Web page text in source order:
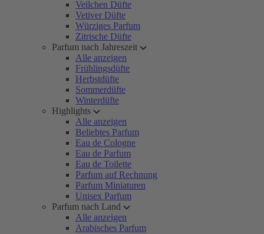
Veilchen Düfte
Vetiver Düfte
Würziges Parfum
Zitrische Düfte
Parfum nach Jahreszeit
Alle anzeigen
Frühlingsdüfte
Herbstdüfte
Sommerdüfte
Winterdüfte
Highlights
Alle anzeigen
Beliebtes Parfum
Eau de Cologne
Eau de Parfum
Eau de Toilette
Parfum auf Rechnung
Parfum Miniaturen
Unisex Parfum
Parfum nach Land
Alle anzeigen
Arabisches Parfum